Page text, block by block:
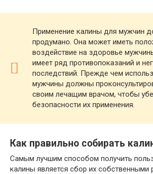
Применение калины для мужчин
продумано. Она может иметь
воздействие на здоровье
имеет ряд противопоказаний и
последствий. Прежде чем
мужчины должны
своим лечащим врачом, чтобы
безопасности их применения.
Как правильно собирать
Самым лучшим способом получить
калины является сбор их собственными